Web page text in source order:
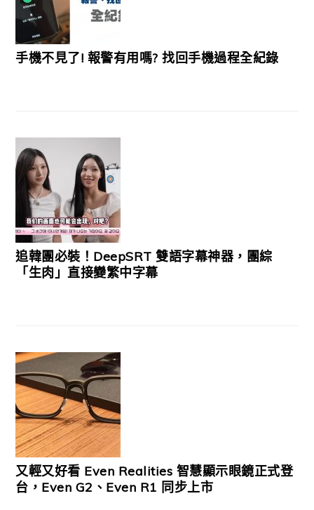
手機不見了! 報警有用嗎? 找回手機過程全紀錄
追韓團必裝！DeepSRT 雙語字幕神器，團綜
「生肉」直接變繁中字幕
又輕又好看 Even Realities 智慧顯示眼鏡正式登
台，Even G2、Even R1 同步上市